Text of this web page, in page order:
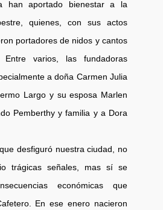
han aportado bienestar a la
quienes, con sus actos
portadores de nidos y cantos
varios, las fundadoras
a doña Carmen Julia
Largo y su esposa Marlen
Pemberthy y familia y a Dora
desfiguró nuestra ciudad, no
trágicas señales, mas sí se
económicas que
En ese enero nacieron